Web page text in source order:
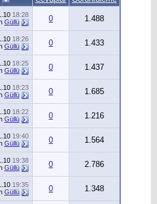
18:28
Güllü 0 1.488
18:26
Güllü 0 1.433
18:25
Güllü 0 1.437
18:23
Güllü 0 1.685
18:22
Güllü 0 1.216
19:40
Güllü 0 1.564
19:38
Güllü 0 2.786
19:35
Güllü 0 1.348